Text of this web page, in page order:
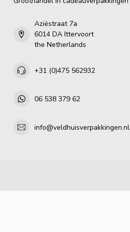
Aziëstraat 7a
6014 DA Ittervoort
the Netherlands
+31 (0)475 562932
06 538 379 62
info@veldhuisverpakkingen.nl